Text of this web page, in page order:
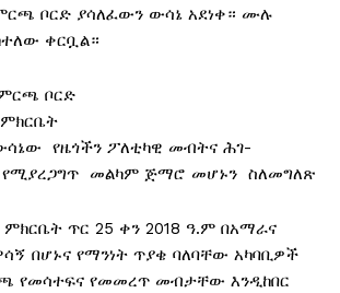
ቦርድ ያሳለፈውን ውሳኔ አደነቀ። ሙሉ
ቀርቧል።
ቦርድ
የዜጎችን ፖለቲካዊ መብትና ሕገ-
መልካም ጅማሮ መሆኑን ስለመግለጽ
ጥር 25 ቀን 2018 ዓ.ም በአማራና
በሆኑና የማንነት ጥያቄ ባለባቸው አካባቢዎች
የመሳተፍና የመመረጥ መብታቸው እንዲከበር